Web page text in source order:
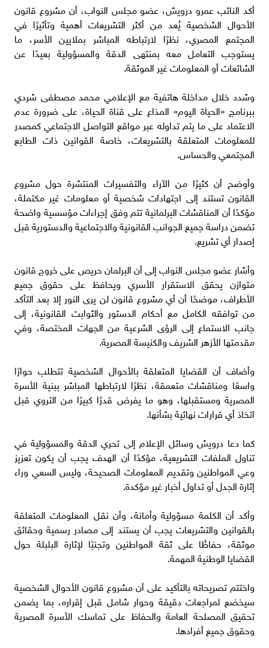
أكد النائب عمرو درويش، عضو مجلس النواب، أن مشروع قانون
الأحوال الشخصية يُعد من أكثر التشريعات أهمية وتأثيرًا في
المجتمع المصري، نظرًا لارتباطه المباشر بملايين الأسر، ما
يستوجب التعامل معه بمنتهى الدقة والمسؤولية بعيدًا عن
الشائعات أو المعلومات غير الموثقة.
وشدد خلال مداخلة هاتفية مع الإعلامي محمد مصطفى شردي
ببرنامج «الحياة اليوم» المذاع على قناة الحياة، على ضرورة عدم
الاعتماد على ما يتم تداوله عبر مواقع التواصل الاجتماعي كمصدر
للمعلومات المتعلقة بالتشريعات، خاصة القوانين ذات الطابع
المجتمعي والحساس.
وأوضح أن كثيرًا من الآراء والتفسيرات المنتشرة حول مشروع
القانون تستند إلى اجتهادات شخصية أو معلومات غير مكتملة،
مؤكدًا أن المناقشات البرلمانية تتم وفق إجراءات مؤسسية واضحة
تضمن دراسة جميع الجوانب القانونية والاجتماعية والدستورية قبل
إصدار أي تشريع.
وأشار عضو مجلس النواب إلى أن البرلمان حريص على خروج قانون
متوازن يحقق الاستقرار الأسري ويحافظ على حقوق جميع
الأطراف، موضحًا أن أي مشروع قانون لن يرى النور إلا بعد التأكد
من توافقه الكامل مع أحكام الدستور والثوابت القانونية، إلى
جانب الاستماع إلى الرؤى الشرعية من الجهات المختصة، وفي
مقدمتها الأزهر الشريف والكنيسة المصرية.
وأضاف أن القضايا المتعلقة بالأحوال الشخصية تتطلب حوارًا
واسعًا ومناقشات متعمقة، نظرًا لارتباطها المباشر ببنية الأسرة
المصرية ومستقبلها، وهو ما يفرض قدرًا كبيرًا من التروي قبل
اتخاذ أي قرارات نهائية بشأنها.
كما دعا درويش وسائل الإعلام إلى تحري الدقة والمسؤولية في
تناول الملفات التشريعية، مؤكدًا أن الهدف يجب أن يكون تعزيز
وعي المواطنين وتقديم المعلومات الصحيحة، وليس السعي وراء
إثارة الجدل أو تداول أخبار غير مؤكدة.
وأكد أن الكلمة مسؤولية وأمانة، وأن نقل المعلومات المتعلقة
بالقوانين والتشريعات يجب أن يستند إلى مصادر رسمية وحقائق
موثقة، حفاظًا على ثقة المواطنين وتجنبًا لإثارة البلبلة حول
القضايا الوطنية المهمة.
واختتم تصريحاته بالتأكيد على أن مشروع قانون الأحوال الشخصية
سيخضع لمراجعات دقيقة وحوار شامل قبل إقراره، بما يضمن
تحقيق المصلحة العامة والحفاظ على تماسك الأسرة المصرية
وحقوق جميع أفرادها.